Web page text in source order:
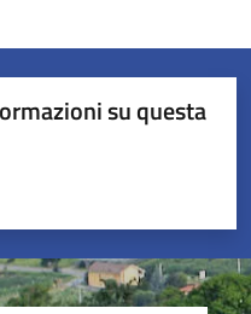
su questa
5